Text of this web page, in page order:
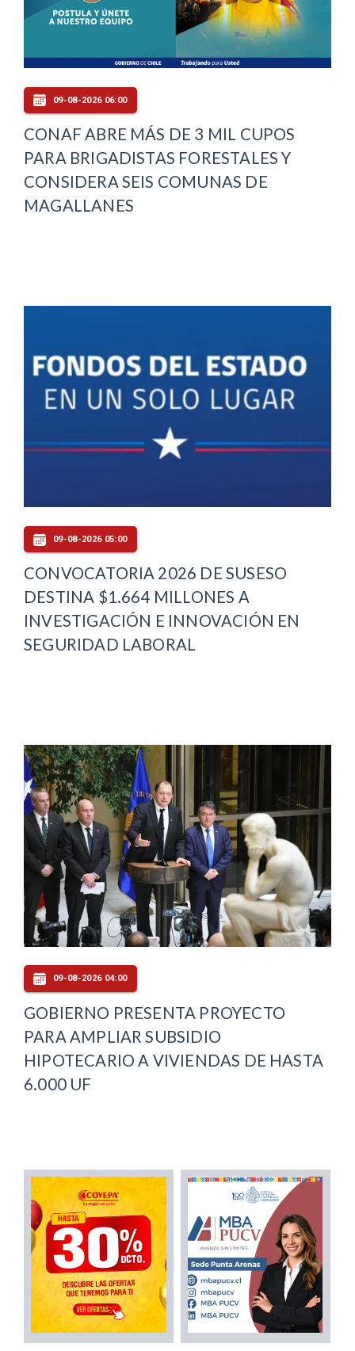
09-08-2026 06:00
CONAF ABRE MÁS DE 3 MIL CUPOS
PARA BRIGADISTAS FORESTALES Y
CONSIDERA SEIS COMUNAS DE
MAGALLANES
09-08-2026 05:00
CONVOCATORIA 2026 DE SUSESO
DESTINA $1.664 MILLONES A
INVESTIGACIÓN E INNOVACIÓN EN
SEGURIDAD LABORAL
09-08-2026 04:00
GOBIERNO PRESENTA PROYECTO
PARA AMPLIAR SUBSIDIO
HIPOTECARIO A VIVIENDAS DE HASTA
6.000 UF